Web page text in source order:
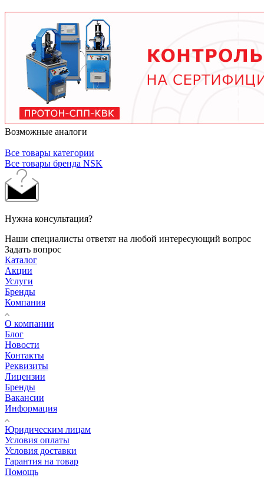
тяжелых условиях до 2 лет при нормальной
эксплуатации. Используйте только
рекомендованные производителем смазочные
материалы.
Возможные аналоги
Все товары категории
Все товары бренда NSK
Нужна консультация?
Наши специалисты ответят на любой интересующий вопрос
Задать вопрос
Каталог
Акции
Услуги
Бренды
Компания
О компании
Блог
Новости
Контакты
Реквизиты
Лицензии
Бренды
Вакансии
Информация
Юридическим лицам
Условия оплаты
Условия доставки
Гарантия на товар
Помощь